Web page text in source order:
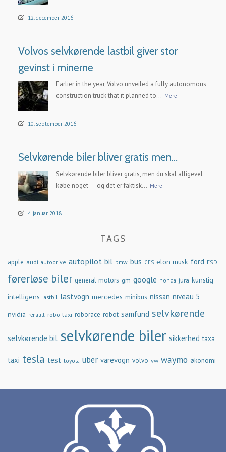
12. december 2016
Volvos selvkørende lastbil giver stor
gevinst i minerne
Earlier in the year, Volvo unveiled a fully autonomous
construction truck that it planned to... Mere
10. september 2016
Selvkørende biler bliver gratis men…
Selvkørende biler bliver gratis, men du skal alligevel
købe noget – og det er faktisk... Mere
4. januar 2018
TAGS
apple audi autodrive autopilot bil bmw bus CES elon musk ford FSD
førerløse biler general motors gm google honda jura kunstig
intelligens lastbil lastvogn mercedes minibus nissan niveau 5
nvidia renault robo-taxi roborace robot samfund selvkørende
selvkørende bil selvkørende biler sikkerhed taxa
taxi tesla test toyota uber varevogn volvo vw waymo økonomi